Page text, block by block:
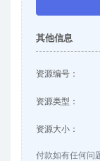
其他信息
资源编号：
资源类型：
资源大小：
付款如有任何问